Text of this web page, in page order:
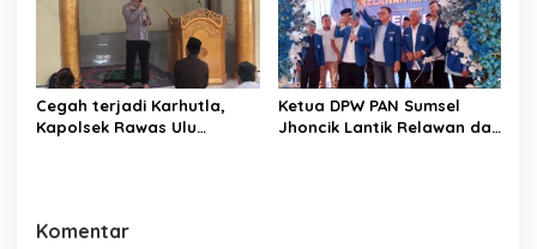
Cegah terjadi Karhutla,
Kapolsek Rawas Ulu
Ketua DPW PAN Sumsel
Jhoncik Lantik Relawan dan
Komentar